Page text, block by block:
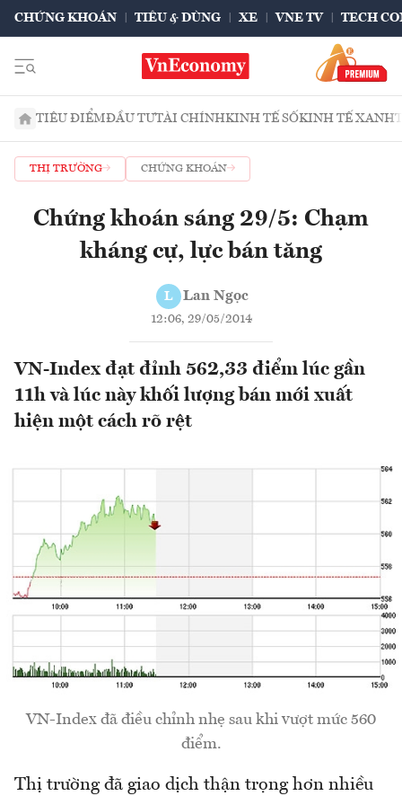
CHỨNG KHOÁN TIÊU & DÙNG XE VNE TV TECH
TIÊU ĐIỂMĐẦU TƯTÀI CHÍNHKINH TẾ SỐKINH TẾ XANH
THỊ TRƯỜNG CHỨNG KHOÁN
Chứng khoán sáng 29/5: Chạm
kháng cự, lực bán tăng
L Lan Ngọc
12:06, 29/05/2014
VN-Index đạt đỉnh 562,33 điểm lúc gần
11h và lúc này khối lượng bán mới xuất
hiện một cách rõ rệt
VN-Index đã điều chỉnh nhẹ sau khi vượt mức 560
điểm.
Thị trường đã giao dịch thận trọng hơn nhiều